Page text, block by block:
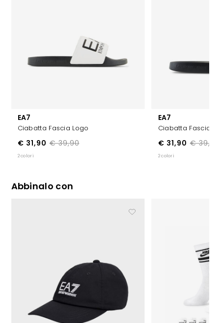
EA7
Ciabatta Fascia Logo
€ 39,90
€ 31,90
2 colori
EA7
Ciabatta Fascia
€ 39,90
€ 31,90
2 colori
Abbinalo con